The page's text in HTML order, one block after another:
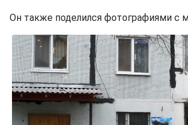
Он также поделился фотографиями с